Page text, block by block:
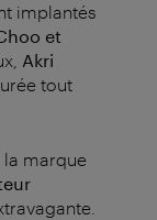
implantés
et
Akri
tout
la marque